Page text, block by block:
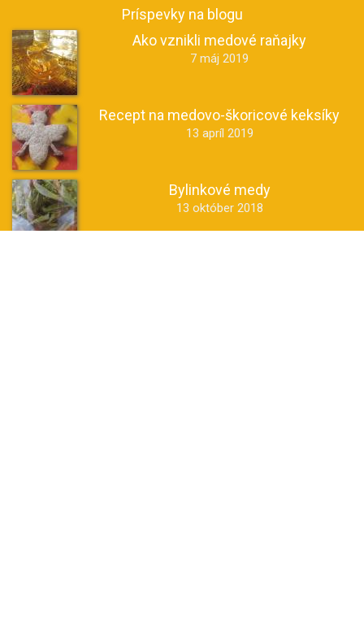
Príspevky na blogu
Ako vznikli medové raňajky
7 máj 2019
Recept na medovo-škoricové keksíky
13 apríl 2019
Bylinkové medy
13 október 2018